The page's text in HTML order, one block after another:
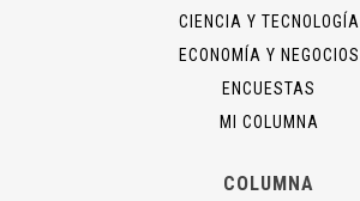
CIENCIA Y TECNOLOGÍA
ECONOMÍA Y NEGOCIOS
ENCUESTAS
MI COLUMNA
COLUMNA